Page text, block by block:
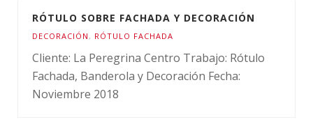
RÓTULO SOBRE FACHADA Y DECORACIÓN
DECORACIÓN , RÓTULO FACHADA
Cliente: La Peregrina Centro Trabajo: Rótulo
Fachada, Banderola y Decoración Fecha:
Noviembre 2018